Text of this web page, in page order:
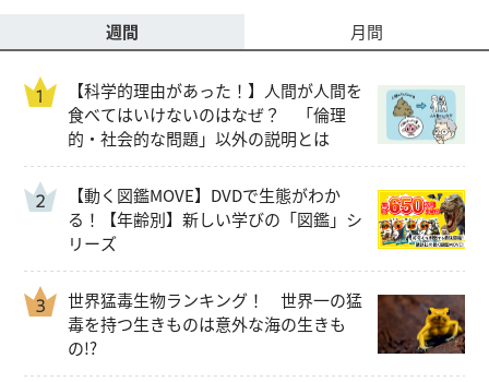
週間 月間
【科学的理由があった！】人間が人間を
食べてはいけないのはなぜ？ 「倫理
的・社会的な問題」以外の説明とは
【動く図鑑MOVE】DVDで生態がわか
る！【年齢別】新しい学びの「図鑑」シ
リーズ
世界猛毒生物ランキング！ 世界一の猛
毒を持つ生きものは意外な海の生きも
の!?